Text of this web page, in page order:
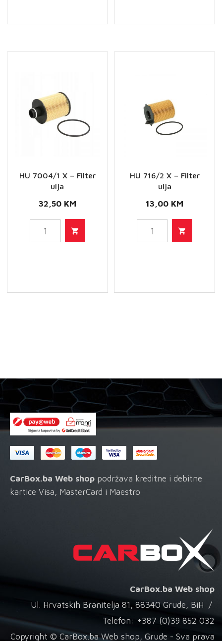
Filter
količina
količina
HU 7004/1 X – Filter
ulja
32,50 KM
7004/1
Filter
HU 716/2 X – Filter
ulja
13,00 KM
716/2
Filter
CarBox.ba Web shop podržava kreditne i debitne
kartice Visa, MasterCard i Maestro
CarBox.ba Web shop
Ul. Hrvatskih Branitelja 81, 88340 Grude, BiH /
Telefon: +387 (0)39 852 032
Copyright © CarBox.ba Web shop, Grude - Sva prava